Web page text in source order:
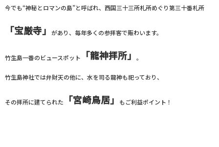
今でも“神秘とロマンの島”と呼ばれ、西国三十三所札所めぐり第三十番札所
「宝厳寺」 があり、毎年多くの参拝客で賑わいます。
竹生島一番のビュースポット 「龍神拝所」 。
竹生島神社では弁財天の他に、水を司る龍神も祀っており、
その拝所に建てられた 「宮崎鳥居」 もご利益ポイント！